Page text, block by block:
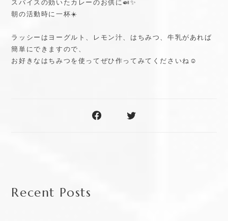
スパイスの効いたカレーのお供に🍛✨
朝の活動時に一杯☀️
ラッシーはヨーグルト、レモン汁、はちみつ、牛乳があれば
簡単にできますので、
お好きなはちみつを使ってぜひ作ってみてくださいね☺️
Recent Posts